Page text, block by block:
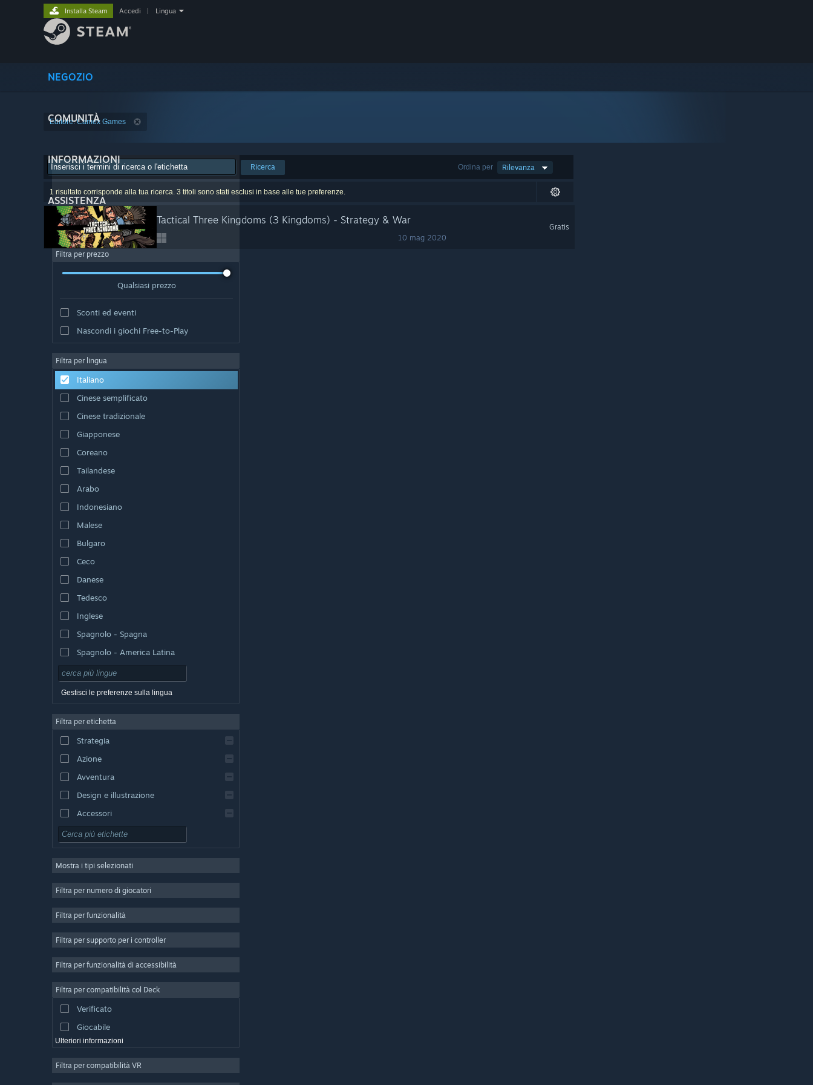
NEGOZIO
COMUNITÀ
INFORMAZIONI
ASSISTENZA
Installa Steam Accedi Lingua
Editore: Camex Games
Ordina per Rilevanza
Ricerca
1 risultato corrisponde alla tua ricerca. 3 titoli sono stati esclusi in base alle tue preferenze.
Tactical Three Kingdoms (3 Kingdoms) - Strategy & War
10 mag 2020
Gratis
Filtra per prezzo
Qualsiasi prezzo
Sconti ed eventi
Nascondi i giochi Free-to-Play
Filtra per lingua
Italiano
Cinese semplificato
Cinese tradizionale
Giapponese
Coreano
Tailandese
Arabo
Indonesiano
Malese
Bulgaro
Ceco
Danese
Tedesco
Inglese
Spagnolo - Spagna
Spagnolo - America Latina
Gestisci le preferenze sulla lingua
Filtra per etichetta
Strategia
Azione
Avventura
Design e illustrazione
Accessori
Free-to-Play
Multigiocatore di massa
Simulazione
Produzione di video
Fotoritocco
Mostra i tipi selezionati
Filtra per numero di giocatori
Filtra per funzionalità
Filtra per supporto per i controller
Filtra per funzionalità di accessibilità
Filtra per compatibilità col Deck
Verificato
Giocabile
Ulteriori informazioni
Filtra per compatibilità VR